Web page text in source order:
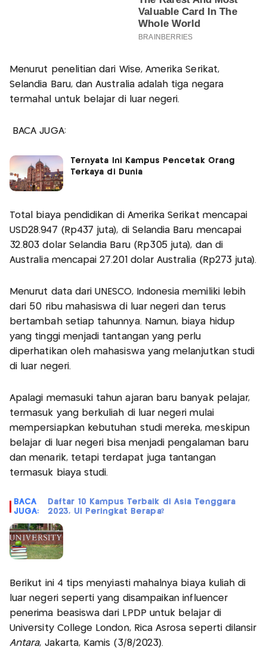
Menurut penelitian dari Wise, Amerika Serikat,
Selandia Baru, dan Australia adalah tiga negara
termahal untuk belajar di luar negeri.
BACA JUGA:
Ternyata Ini Kampus Pencetak Orang
Terkaya di Dunia
Total biaya pendidikan di Amerika Serikat mencapai
USD28.947 (Rp437 juta), di Selandia Baru mencapai
32.803 dolar Selandia Baru (Rp305 juta), dan di
Australia mencapai 27.201 dolar Australia (Rp273 juta).
Menurut data dari UNESCO, Indonesia memiliki lebih
dari 50 ribu mahasiswa di luar negeri dan terus
bertambah setiap tahunnya. Namun, biaya hidup
yang tinggi menjadi tantangan yang perlu
diperhatikan oleh mahasiswa yang melanjutkan studi
di luar negeri.
Apalagi memasuki tahun ajaran baru banyak pelajar,
termasuk yang berkuliah di luar negeri mulai
mempersiapkan kebutuhan studi mereka, meskipun
belajar di luar negeri bisa menjadi pengalaman baru
dan menarik, tetapi terdapat juga tantangan
termasuk biaya studi.
BACA
JUGA:
Daftar 10 Kampus Terbaik di Asia Tenggara
2023, UI Peringkat Berapa?
Berikut ini 4 tips menyiasti mahalnya biaya kuliah di
luar negeri seperti yang disampaikan influencer
penerima beasiswa dari LPDP untuk belajar di
University College London, Rica Asrosa seperti dilansir
Antara, Jakarta, Kamis (3/8/2023).